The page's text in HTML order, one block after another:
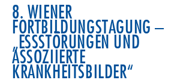
8. WIENER
FORTBILDUNGSTAGUNG –
„ESSSTÖRUNGEN UND
ASSOZIIERTE
KRANKHEITSBILDER“